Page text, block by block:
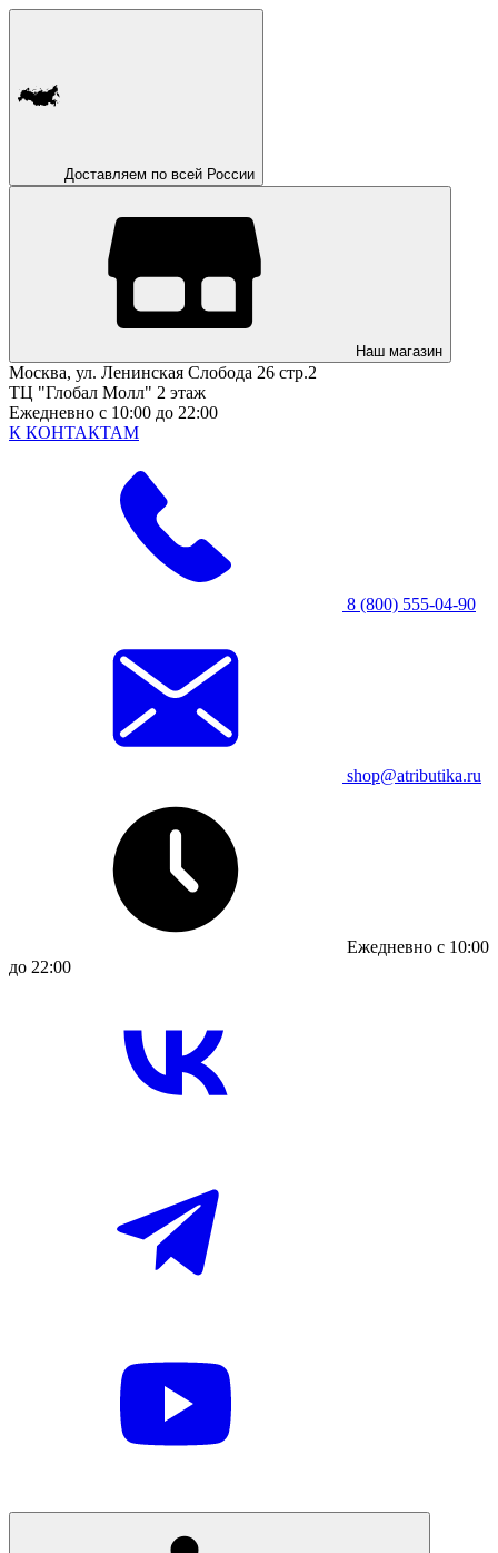
Доставляем по всей России
Наш магазин
Москва, ул. Ленинская Слобода 26 стр.2
ТЦ "Глобал Молл" 2 этаж
Ежедневно с 10:00 до 22:00
К КОНТАКТАМ
8 (800) 555-04-90
shop@atributika.ru
Ежедневно с 10:00
до 22:00